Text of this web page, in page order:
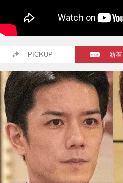
PICKUP 新着